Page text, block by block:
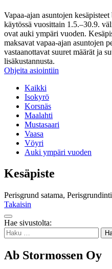
Vapaa-ajan asuntojen
käytössä vuosittain 1.5.–30.9.
ovat auki ympäri vuoden.
maksavat vapaa-ajan asuntojen
vastaanottavat suuret määrät ja
lisäkustannusta.
Ohjeita asiointiin
Kaikki
Isokyrö
Korsnäs
Maalahti
Mustasaari
Vaasa
Vöyri
Auki ympäri vuoden
Kesäpiste
Perisgrund satama,
Takaisin
Takaisin
ylös
Hae sivustolta:
Haku:
Ab Stormossen Oy